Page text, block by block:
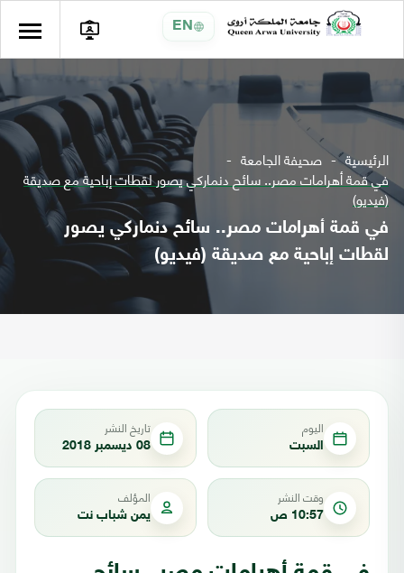
EN
الرئيسية صحيفة الجامعة
في قمة أهرامات مصر.. سائح دنماركي يصور لقطات إباحية مع صديقة
(فيديو)
في قمة أهرامات مصر.. سائح دنماركي يصور
لقطات إباحية مع صديقة (فيديو)
اليوم
السبت
تاريخ النشر
08 ديسمبر 2018
وقت النشر
10:57 ص
المؤلف
يمن شباب نت